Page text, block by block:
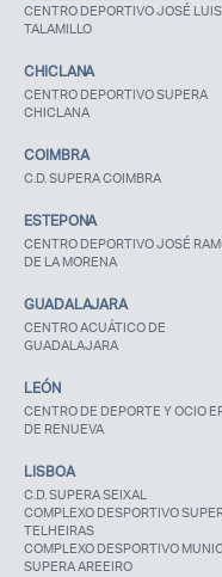
CENTRO DEPORTIVO JOSÉ LUIS
TALAMILLO
CHICLANA
CENTRO DEPORTIVO SUPERA
CHICLANA
COIMBRA
C.D. SUPERA COIMBRA
ESTEPONA
CENTRO DEPORTIVO JOSÉ
DE LA MORENA
GUADALAJARA
CENTRO ACUÁTICO DE
GUADALAJARA
LEÓN
CENTRO DE DEPORTE Y OCIO
DE RENUEVA
LISBOA
C.D. SUPERA SEIXAL
COMPLEXO DESPORTIVO
TELHEIRAS
COMPLEXO DESPORTIVO
SUPERA AREEIRO